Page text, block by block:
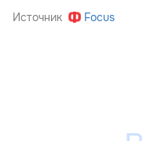
Источник Focus